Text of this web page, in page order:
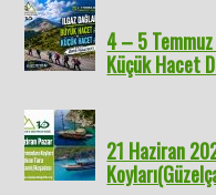
4 – 5
Küçük Hacet
21 Haziran